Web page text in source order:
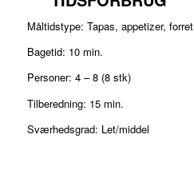
Måltidstype: Tapas, appetizer, forret
Bagetid: 10 min.
Personer: 4 – 8 (8 stk)
Tilberedning: 15 min.
Sværhedsgrad: Let/middel